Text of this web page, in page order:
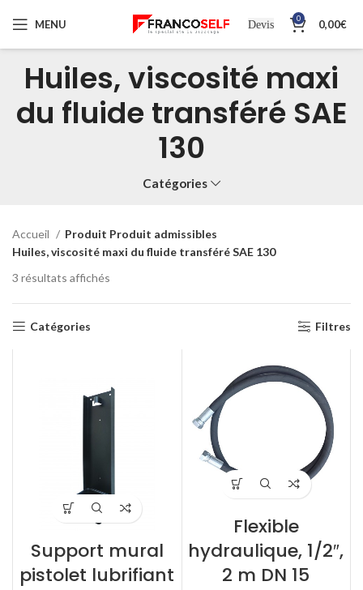
MENU Devis 0 0,00€
Huiles, viscosité maxi
du fluide transféré SAE
130
Catégories
Accueil
Produit Produit admissibles
Huiles, viscosité maxi du fluide transféré SAE 130
3 résultats affichés
Catégories Filtres
Support mural
pistolet lubrifiant
Flexible
hydraulique, 1/2″,
2 m DN 15